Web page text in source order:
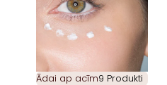
Ādai ap acīm9 Produkti